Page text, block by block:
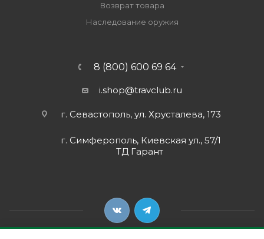
Возврат товара
Наследование оружия
8 (800) 600 69 64
i.shop@travclub.ru
г. Севастополь, ул. Хрусталева, 173
г. Симферополь, Киевская ул., 57/1
ТД Гарант